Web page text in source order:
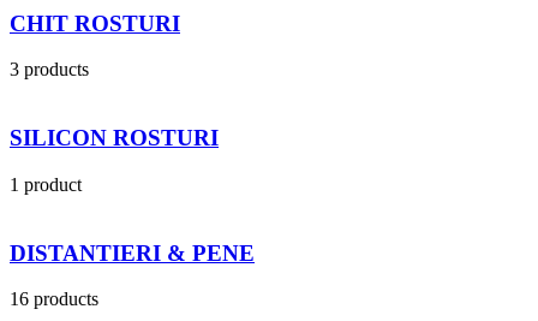
CHIT ROSTURI
3 products
SILICON ROSTURI
1 product
DISTANTIERI & PENE
16 products